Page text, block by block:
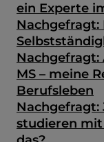
ein Experte
Nachgefragt:
MS – meine
Berufsleben
Nachgefragt:
studieren mit